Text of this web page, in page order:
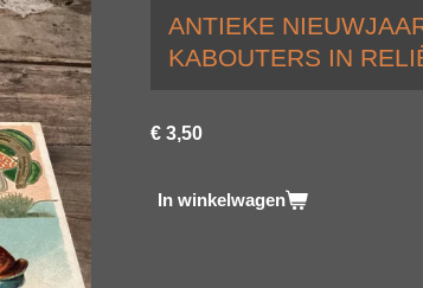
ANTIEKE
KABOUTERS IN
€ 3,50
In winkelwagen